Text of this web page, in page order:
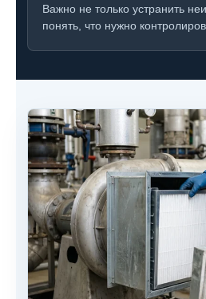
Важно не только устранить
понять, что нужно